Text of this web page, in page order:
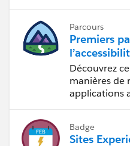
Parcours
Premiers
Découvrez
manières de
applications
Badge
Sites